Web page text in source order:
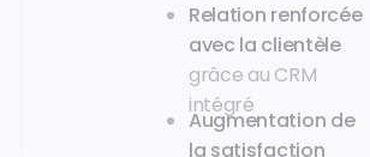
Relation renforcée
avec la clientèle
grâce au CRM
intégré
Augmentation de
la satisfaction